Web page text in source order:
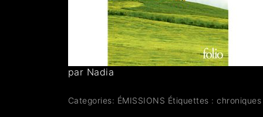
par Nadia
Categories: ÉMISSIONS Étiquettes :